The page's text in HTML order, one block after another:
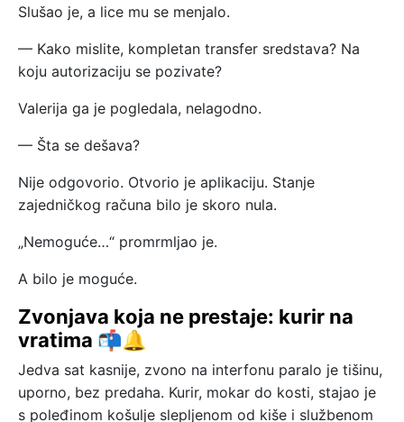
Slušao je, a lice mu se menjalo.
— Kako mislite, kompletan transfer sredstava? Na
koju autorizaciju se pozivate?
Valerija ga je pogledala, nelagodno.
— Šta se dešava?
Nije odgovorio. Otvorio je aplikaciju. Stanje
zajedničkog računa bilo je skoro nula.
„Nemoguće…“ promrmljao je.
A bilo je moguće.
Zvonjava koja ne prestaje: kurir na
vratima 📬🔔
Jedva sat kasnije, zvono na interfonu paralo je tišinu,
uporno, bez predaha. Kurir, mokar do kosti, stajao je
s poleđinom košulje slepljenom od kiše i službenom